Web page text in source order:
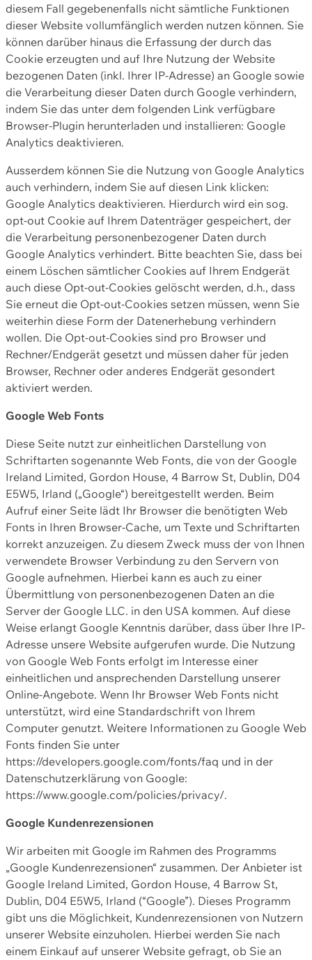
diesem Fall gegebenenfalls nicht sämtliche Funktionen
dieser Website vollumfänglich werden nutzen können. Sie
können darüber hinaus die Erfassung der durch das
Cookie erzeugten und auf Ihre Nutzung der Website
bezogenen Daten (inkl. Ihrer IP-Adresse) an Google sowie
die Verarbeitung dieser Daten durch Google verhindern,
indem Sie das unter dem folgenden Link verfügbare
Browser-Plugin herunterladen und installieren: Google
Analytics deaktivieren.
Ausserdem können Sie die Nutzung von Google Analytics
auch verhindern, indem Sie auf diesen Link klicken:
Google Analytics deaktivieren. Hierdurch wird ein sog.
opt-out Cookie auf Ihrem Datenträger gespeichert, der
die Verarbeitung personenbezogener Daten durch
Google Analytics verhindert. Bitte beachten Sie, dass bei
einem Löschen sämtlicher Cookies auf Ihrem Endgerät
auch diese Opt-out-Cookies gelöscht werden, d.h., dass
Sie erneut die Opt-out-Cookies setzen müssen, wenn Sie
weiterhin diese Form der Datenerhebung verhindern
wollen. Die Opt-out-Cookies sind pro Browser und
Rechner/Endgerät gesetzt und müssen daher für jeden
Browser, Rechner oder anderes Endgerät gesondert
aktiviert werden.
Google Web Fonts
Diese Seite nutzt zur einheitlichen Darstellung von
Schriftarten sogenannte Web Fonts, die von der Google
Ireland Limited, Gordon House, 4 Barrow St, Dublin, D04
E5W5, Irland („Google“) bereitgestellt werden. Beim
Aufruf einer Seite lädt Ihr Browser die benötigten Web
Fonts in Ihren Browser-Cache, um Texte und Schriftarten
korrekt anzuzeigen. Zu diesem Zweck muss der von Ihnen
verwendete Browser Verbindung zu den Servern von
Google aufnehmen. Hierbei kann es auch zu einer
Übermittlung von personenbezogenen Daten an die
Server der Google LLC. in den USA kommen. Auf diese
Weise erlangt Google Kenntnis darüber, dass über Ihre IP-
Adresse unsere Website aufgerufen wurde. Die Nutzung
von Google Web Fonts erfolgt im Interesse einer
einheitlichen und ansprechenden Darstellung unserer
Online-Angebote. Wenn Ihr Browser Web Fonts nicht
unterstützt, wird eine Standardschrift von Ihrem
Computer genutzt. Weitere Informationen zu Google Web
Fonts finden Sie unter
https://developers.google.com/fonts/faq und in der
Datenschutzerklärung von Google:
https://www.google.com/policies/privacy/.
Google Kundenrezensionen
Wir arbeiten mit Google im Rahmen des Programms
„Google Kundenrezensionen“ zusammen. Der Anbieter ist
Google Ireland Limited, Gordon House, 4 Barrow St,
Dublin, D04 E5W5, Irland (“Google”). Dieses Programm
gibt uns die Möglichkeit, Kundenrezensionen von Nutzern
unserer Website einzuholen. Hierbei werden Sie nach
einem Einkauf auf unserer Website gefragt, ob Sie an